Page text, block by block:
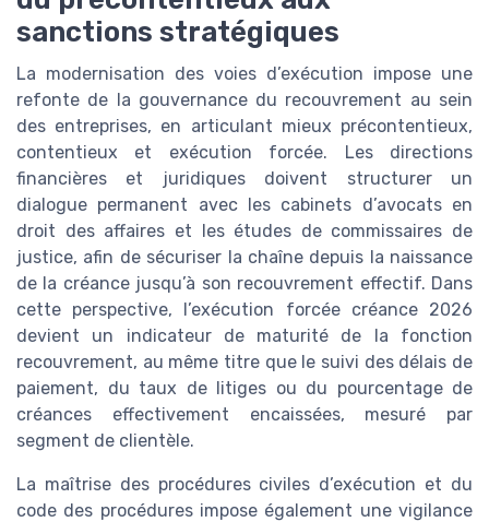
sanctions stratégiques
La modernisation des voies d’exécution impose une
refonte de la gouvernance du recouvrement au sein
des entreprises, en articulant mieux précontentieux,
contentieux et exécution forcée. Les directions
financières et juridiques doivent structurer un
dialogue permanent avec les cabinets d’avocats en
droit des affaires et les études de commissaires de
justice, afin de sécuriser la chaîne depuis la naissance
de la créance jusqu’à son recouvrement effectif. Dans
cette perspective, l’exécution forcée créance 2026
devient un indicateur de maturité de la fonction
recouvrement, au même titre que le suivi des délais de
paiement, du taux de litiges ou du pourcentage de
créances effectivement encaissées, mesuré par
segment de clientèle.
La maîtrise des procédures civiles d’exécution et du
code des procédures impose également une vigilance